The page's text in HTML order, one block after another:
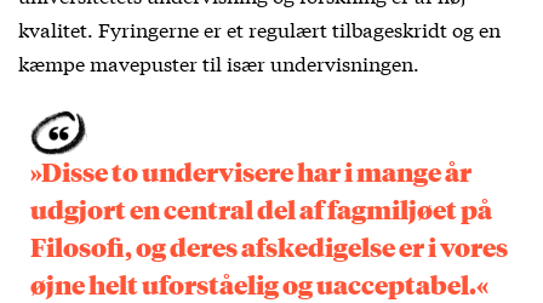
kvalitet. Fyringerne er et regulært tilbageskridt og en
kæmpe mavepuster til især undervisningen.
»Disse to undervisere har i mange år
udgjort en central del af fagmiljøet på
Filosofi, og deres afskedigelse er i vores
øjne helt uforståelig og uacceptabel.«